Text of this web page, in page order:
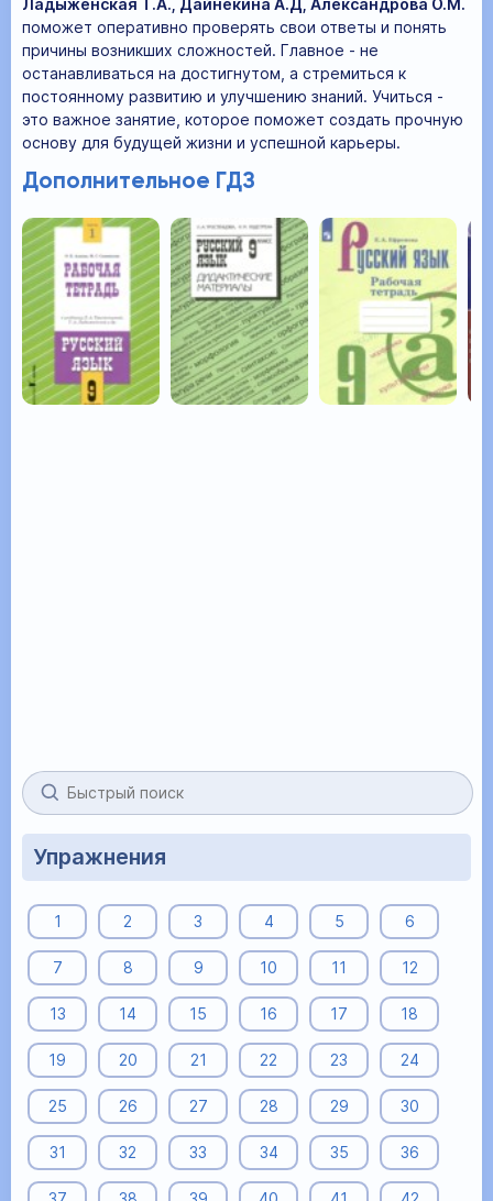
Ладыженская Т.А., Дайнекина А.Д, Александрова О.М.
поможет оперативно проверять свои ответы и понять
причины возникших сложностей. Главное - не
останавливаться на достигнутом, а стремиться к
постоянному развитию и улучшению знаний. Учиться -
это важное занятие, которое поможет создать прочную
основу для будущей жизни и успешной карьеры.
Дополнительное ГДЗ
Упражнения
1 2 3 4 5 6
7 8 9 10 11 12
13 14 15 16 17 18
19 20 21 22 23 24
25 26 27 28 29 30
31 32 33 34 35 36